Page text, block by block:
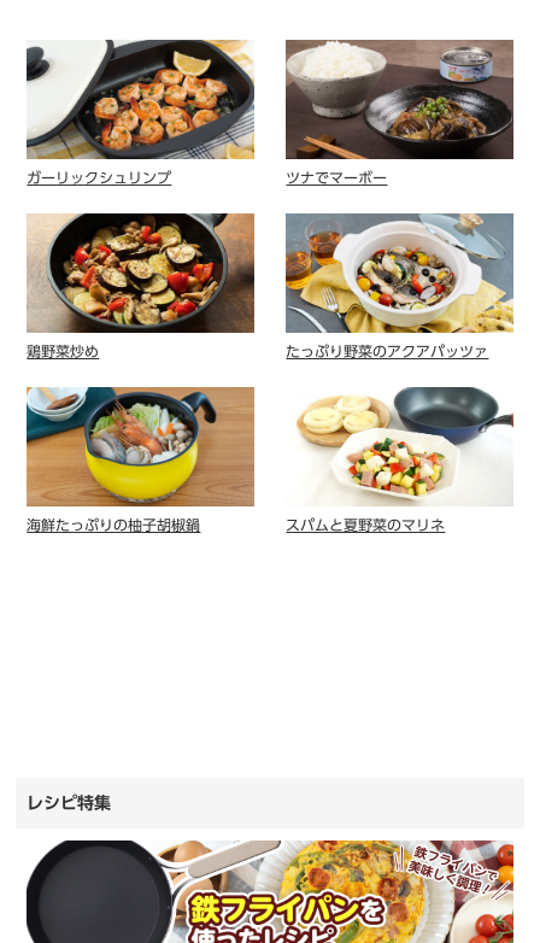
ガーリックシュリンプ ツナでマーボー
鶏野菜炒め たっぷり野菜のアクアパッツァ
海鮮たっぷりの柚子胡椒鍋 スパムと夏野菜のマリネ
レシピ特集